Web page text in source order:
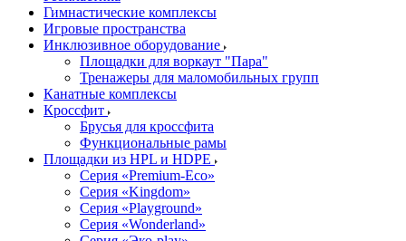
Гимнастические комплексы
Игровые пространства
Инклюзивное оборудование
Площадки для воркаут "Пара"
Тренажеры для маломобильных групп
Канатные комплексы
Кроссфит
Брусья для кроссфита
Функциональные рамы
Площадки из HPL и HDPE
Серия «Premium-Eco»
Серия «Kingdom»
Серия «Playground»
Серия «Wonderland»